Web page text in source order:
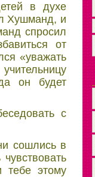
в духе
Хушманд, и
спросил
от
«уважать
он будет
с
сошлись в
тебе этому